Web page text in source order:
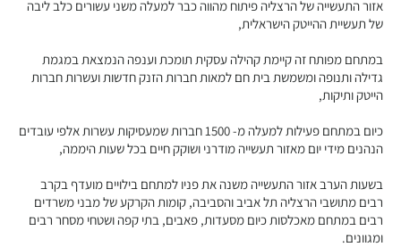
אזור התעשייה של הרצליה פיתוח מהווה כבר למעלה משני עשורים כלב ליבה
של תעשיית ההייטק הישראלית,
במתחם מפותח זה קיימת קהילה עסקית תומכת וענפה הנמצאת במגמת
גדילה ותנופה ומשמשת בית חם למאות חברות הזנק חדשות ועשרות חברות
הייטק ותיקות,
כיום במתחם פעילות למעלה מ- 1500 חברות שמעסיקות עשרות אלפי עובדים
הנהנים מידי יום מאזור תעשייה מודרני ושוקק חיים בכל שעות היממה,
בשעות הערב אזור התעשייה משנה את פניו למתחם בילויים מועדף בקרב
רבים מתושבי הרצליה תל אביב והסביבה, קומות הקרקע של מבני משרדים
רבים במתחם מאכלסות כיום מסעדות, פאבים, בתי קפה ושטחי מסחר רבים
ומגוונים.